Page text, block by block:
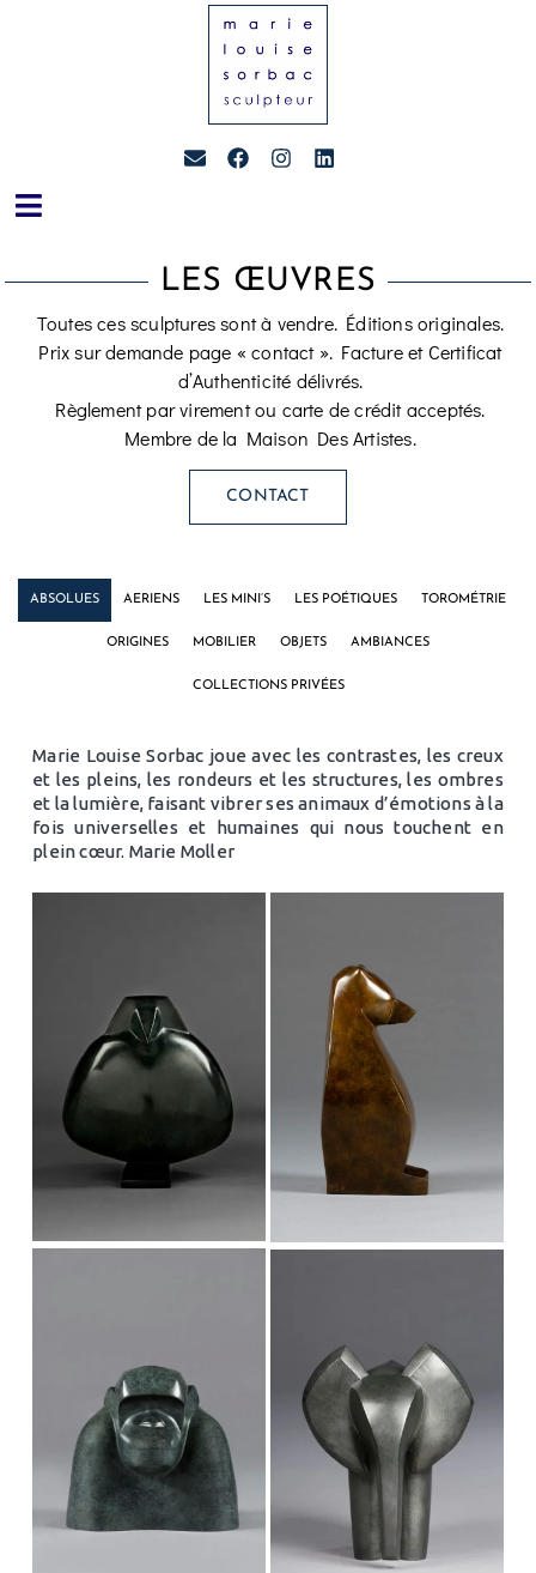
LES ŒUVRES
Toutes ces sculptures sont à vendre. Éditions originales.
Prix sur demande page « contact ». Facture et Certificat
d’Authenticité délivrés.
Règlement par virement ou carte de crédit acceptés.
Membre de la Maison Des Artistes.
CONTACT
ABSOLUES AERIENS LES MINI’S LES POÉTIQUES TOROMÉTRIE
ORIGINES MOBILIER OBJETS AMBIANCES
COLLECTIONS PRIVÉES
Marie Louise Sorbac joue avec les contrastes, les creux
et les pleins, les rondeurs et les structures, les ombres
et la lumière, faisant vibrer ses animaux d’émotions à la
fois universelles et humaines qui nous touchent en
plein cœur. Marie Moller